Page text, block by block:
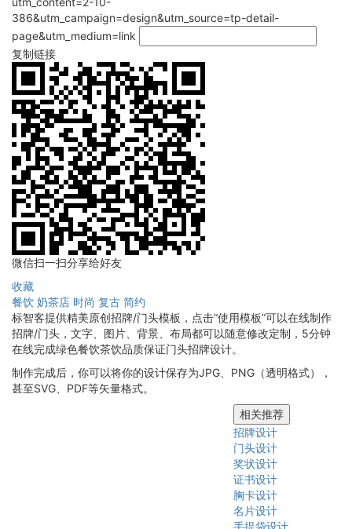
386&utm_campaign=design&utm_source=tp-detail-
page&utm_medium=link
复制链接
微信扫一扫分享给好友
收藏
餐饮 奶茶店 时尚 复古 简约
标智客提供精美原创招牌/门头模板，点击“使用模板”可以在线制作
招牌/门头，文字、图片、背景、布局都可以随意修改定制，5分钟
在线完成绿色餐饮茶饮品质保证门头招牌设计。
制作完成后，你可以将你的设计保存为JPG、PNG（透明格式），
甚至SVG、PDF等矢量格式。
相关推荐
招牌设计
门头设计
奖状设计
证书设计
胸卡设计
名片设计